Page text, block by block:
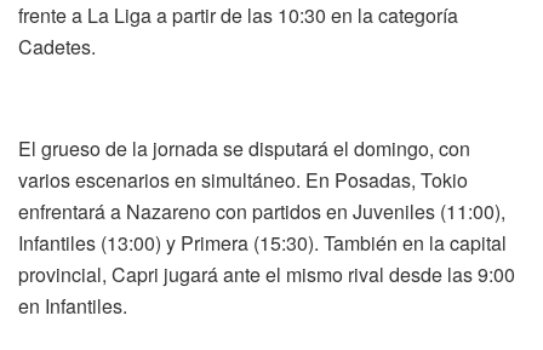
frente a La Liga a partir de las 10:30 en la categoría
Cadetes.
El grueso de la jornada se disputará el domingo, con
varios escenarios en simultáneo. En Posadas, Tokio
enfrentará a Nazareno con partidos en Juveniles (11:00),
Infantiles (13:00) y Primera (15:30). También en la capital
provincial, Capri jugará ante el mismo rival desde las 9:00
en Infantiles.